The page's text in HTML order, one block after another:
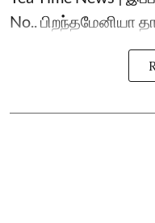
No.. பிறந்தமேனியா